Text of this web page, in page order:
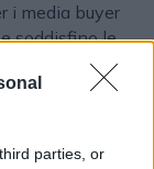
parties, or
i media buyer
soddisfino le
o
ad apportare